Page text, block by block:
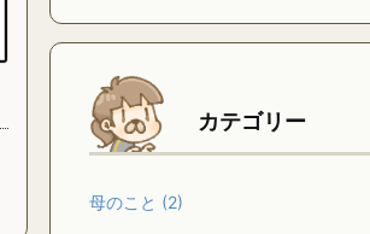
カテゴリー
母のこと (2)